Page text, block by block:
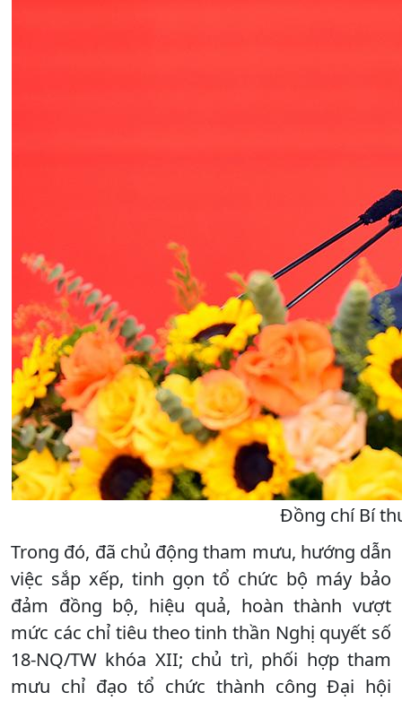
Đồng chí Bí
Trong đó, đã chủ động tham mưu, hướng dẫn
việc sắp xếp, tinh gọn tổ chức bộ máy bảo
đảm đồng bộ, hiệu quả, hoàn thành vượt
mức các chỉ tiêu theo tinh thần Nghị quyết số
18-NQ/TW khóa XII; chủ trì, phối hợp tham
mưu chỉ đạo tổ chức thành công Đại hội